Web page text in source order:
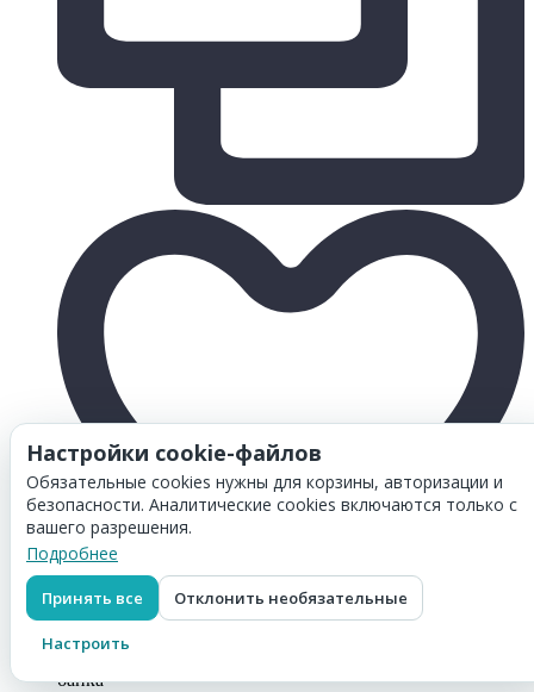
Товар добавлен в
Тонер Hi-Black для Kyocera Color TK-5140C, Сyan, 110 г,
банка
Настройки cookie-файлов
Обязательные cookies нужны для корзины, авторизации и
безопасности. Аналитические cookies включаются только с
вашего разрешения.
Подробнее
Принять все Отклонить необязательные
Настроить